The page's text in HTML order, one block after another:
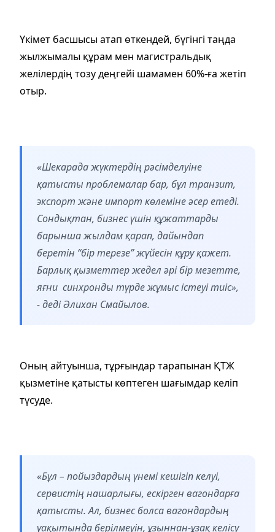
Үкімет басшысы атап өткендей, бүгінгі таңда
жылжымалы құрам мен магистральдық
желілердің тозу деңгейі шамамен 60%-ға жетіп
отыр.
«Шекарада жүктердің рәсімделуіне
қатысты проблемалар бар, бұл транзит,
экспорт және импорт көлеміне әсер етеді.
Сондықтан, бизнес үшін құжаттарды
барынша жылдам қарап, дайындап
беретін “бір терезе” жүйесін құру қажет.
Барлық қызметтер жедел әрі бір мезетте,
яғни синхронды түрде жұмыс істеуі тиіс»,
- деді Әлихан Смайылов.
Оның айтуынша, тұрғындар тарапынан ҚТЖ
қызметіне қатысты көптеген шағымдар келіп
түсуде.
«Бұл – пойыздардың үнемі кешігіп келуі,
сервистің нашарлығы, ескірген вагондарға
қатысты. Ал, бизнес болса вагондардың
уақытында берілмеуін, ұзыннан-ұзақ келісу